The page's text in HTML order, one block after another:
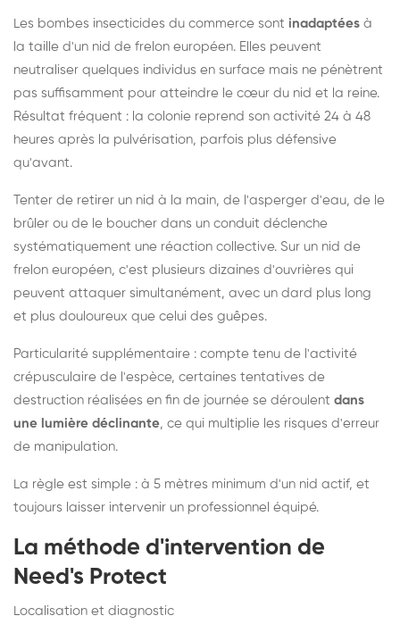
Les bombes insecticides du commerce sont inadaptées à
la taille d'un nid de frelon européen. Elles peuvent
neutraliser quelques individus en surface mais ne pénètrent
pas suffisamment pour atteindre le cœur du nid et la reine.
Résultat fréquent : la colonie reprend son activité 24 à 48
heures après la pulvérisation, parfois plus défensive
qu'avant.
Tenter de retirer un nid à la main, de l'asperger d'eau, de le
brûler ou de le boucher dans un conduit déclenche
systématiquement une réaction collective. Sur un nid de
frelon européen, c'est plusieurs dizaines d'ouvrières qui
peuvent attaquer simultanément, avec un dard plus long
et plus douloureux que celui des guêpes.
Particularité supplémentaire : compte tenu de l'activité
crépusculaire de l'espèce, certaines tentatives de
destruction réalisées en fin de journée se déroulent dans
une lumière déclinante, ce qui multiplie les risques d'erreur
de manipulation.
La règle est simple : à 5 mètres minimum d'un nid actif, et
toujours laisser intervenir un professionnel équipé.
La méthode d'intervention de
Need's Protect
Localisation et diagnostic